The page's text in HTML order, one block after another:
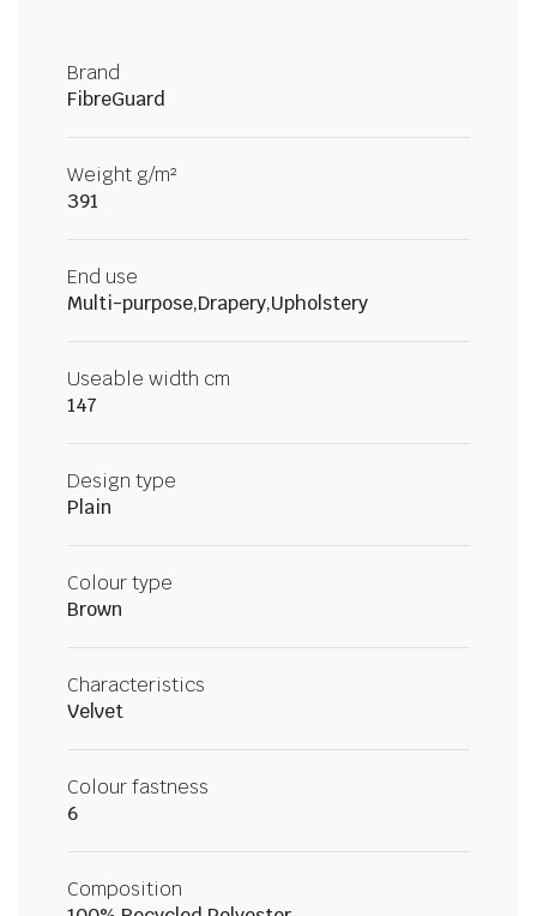
Brand
FibreGuard
Weight g/m²
391
End use
Multi-purpose,Drapery,Upholstery
Useable width cm
147
Design type
Plain
Colour type
Brown
Characteristics
Velvet
Colour fastness
6
Composition